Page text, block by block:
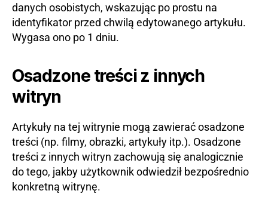
danych osobistych, wskazując po prostu na
identyfikator przed chwilą edytowanego artykułu.
Wygasa ono po 1 dniu.
Osadzone treści z innych
witryn
Artykuły na tej witrynie mogą zawierać osadzone
treści (np. filmy, obrazki, artykuły itp.). Osadzone
treści z innych witryn zachowują się analogicznie
do tego, jakby użytkownik odwiedził bezpośrednio
konkretną witrynę.